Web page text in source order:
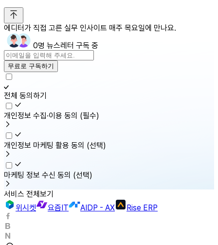
에디터가 직접 고른 실무 인사이트 매주 목요일에 만나요.
0명 뉴스레터 구독 중
무료로 구독하기
전체 동의하기
개인정보 수집·이용 동의 (필수)
개인정보 마케팅 활용 동의 (선택)
마케팅 정보 수신 동의 (선택)
서비스 전체보기
위시켓
요즘IT AIDP - AX Rise ERP